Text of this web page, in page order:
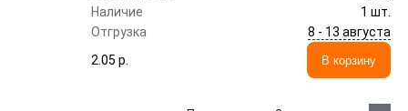
Наличие
1 шт.
Отгрузка
8 - 13 августа
2.05 p.
В корзину